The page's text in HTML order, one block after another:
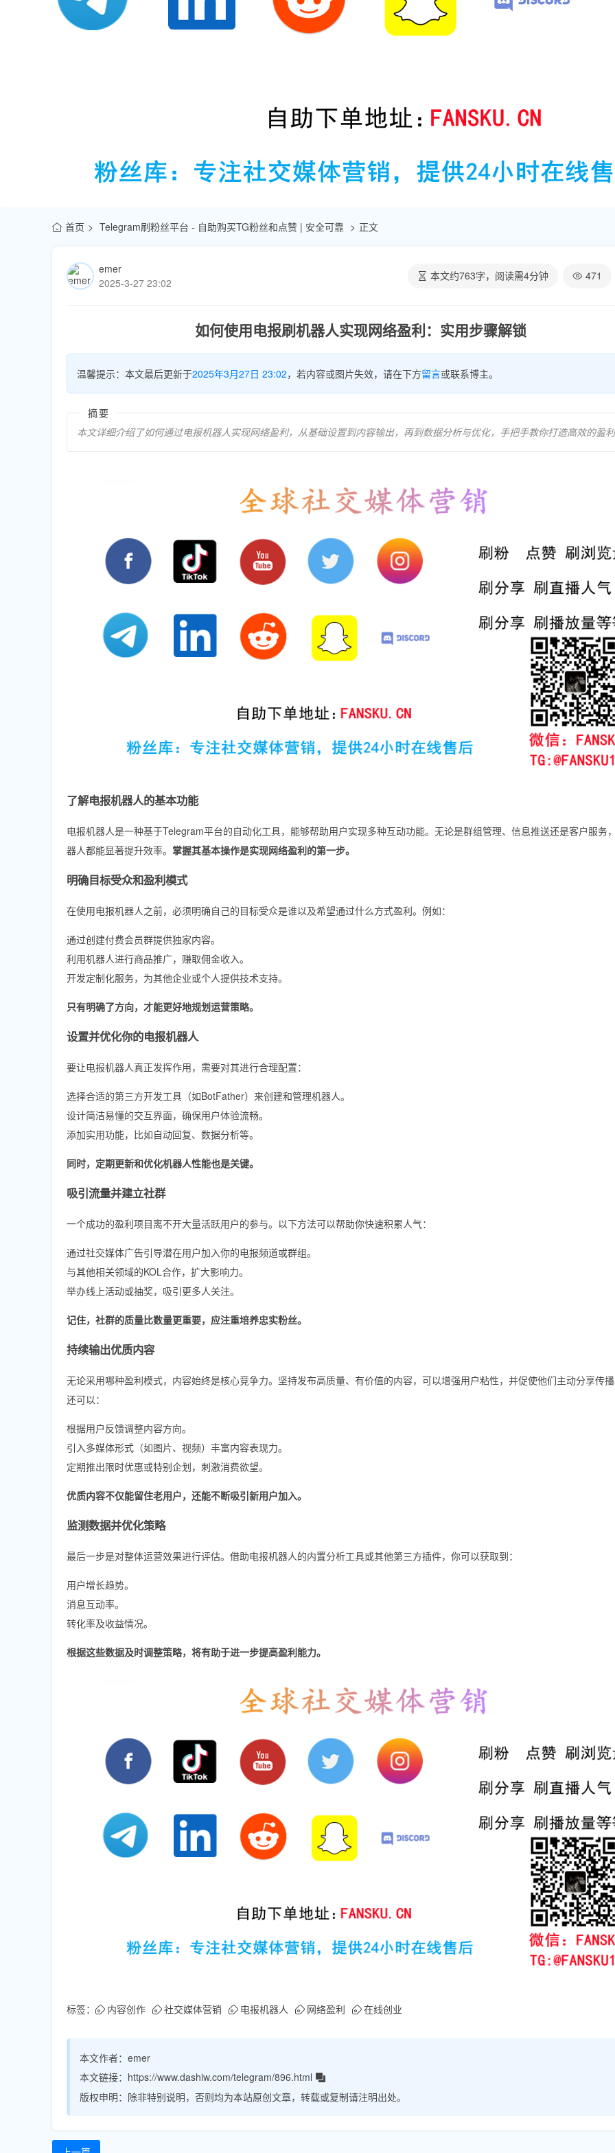
首页 Telegram刷粉丝平台 - 自助购买TG粉丝和点赞 | 安全可靠 正文
emer
2025-3-27 23:02
本文约763字，阅读需4分钟 471
如何使用电报刷机器人实现网络盈利：实用步骤解锁
温馨提示：本文最后更新于2025年3月27日 23:02，若内容或图片失效，请在下方留言或联系博主。
摘要
本文详细介绍了如何通过电报机器人实现网络盈利，从基础设置到内容输出，再到数据分析与优化，手把手教你打造高效的盈
了解电报机器人的基本功能
电报机器人是一种基于Telegram平台的自动化工具，能够帮助用户实现多种互动功能。无论是群组管理、信息推送还是客户服务
器人都能显著提升效率。 掌握其基本操作是实现网络盈利的第一步。
明确目标受众和盈利模式
在使用电报机器人之前，必须明确自己的目标受众是谁以及希望通过什么方式盈利。例如：
通过创建付费会员群提供独家内容。
利用机器人进行商品推广，赚取佣金收入。
开发定制化服务，为其他企业或个人提供技术支持。
只有明确了方向，才能更好地规划运营策略。
设置并优化你的电报机器人
要让电报机器人真正发挥作用，需要对其进行合理配置：
选择合适的第三方开发工具（如BotFather）来创建和管理机器人。
设计简洁易懂的交互界面，确保用户体验流畅。
添加实用功能，比如自动回复、数据分析等。
同时，定期更新和优化机器人性能也是关键。
吸引流量并建立社群
一个成功的盈利项目离不开大量活跃用户的参与。以下方法可以帮助你快速积累人气：
通过社交媒体广告引导潜在用户加入你的电报频道或群组。
与其他相关领域的KOL合作，扩大影响力。
举办线上活动或抽奖，吸引更多人关注。
记住，社群的质量比数量更重要，应注重培养忠实粉丝。
持续输出优质内容
无论采用哪种盈利模式，内容始终是核心竞争力。坚持发布高质量、有价值的内容，可以增强用户粘性，并促使他们主动分享传
还可以：
根据用户反馈调整内容方向。
引入多媒体形式（如图片、视频）丰富内容表现力。
定期推出限时优惠或特别企划，刺激消费欲望。
优质内容不仅能留住老用户，还能不断吸引新用户加入。
监测数据并优化策略
最后一步是对整体运营效果进行评估。借助电报机器人的内置分析工具或其他第三方插件，你可以获取到：
用户增长趋势。
消息互动率。
转化率及收益情况。
根据这些数据及时调整策略，将有助于进一步提高盈利能力。
标签： 内容创作 社交媒体营销 电报机器人 网络盈利 在线创业
本文作者： emer
本文链接： https://www.dashiw.com/telegram/896.html
版权申明： 除非特别说明，否则均为本站原创文章，转载或复制请注明出处。